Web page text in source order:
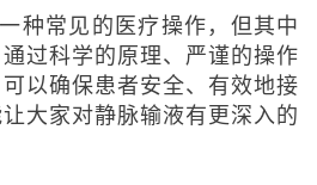
种常见的医疗操作，但其中
过科学的原理、严谨的操作
以确保患者安全、有效地接
大家对静脉输液有更深入的